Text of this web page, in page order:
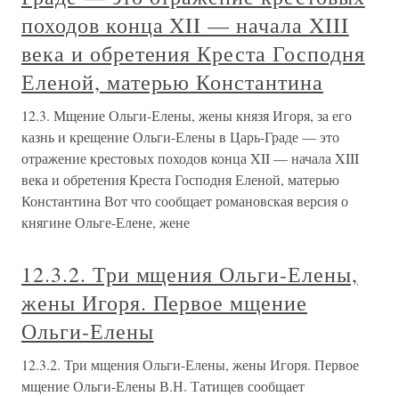
походов конца XII — начала XIII
века и обретения Креста Господня
Еленой, матерью Константина
12.3. Мщение Ольги-Елены, жены князя Игоря, за его
казнь и крещение Ольги-Елены в Царь-Граде — это
отражение крестовых походов конца XII — начала XIII
века и обретения Креста Господня Еленой, матерью
Константина Вот что сообщает романовская версия о
княгине Ольге-Елене, жене
12.3.2. Три мщения Ольги-Елены,
жены Игоря. Первое мщение
Ольги-Елены
12.3.2. Три мщения Ольги-Елены, жены Игоря. Первое
мщение Ольги-Елены В.Н. Татищев сообщает